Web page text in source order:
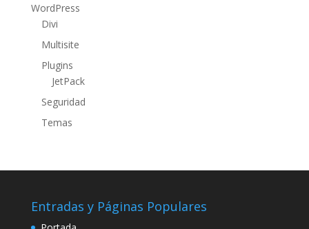
WordPress
Divi
Multisite
Plugins
JetPack
Seguridad
Temas
Entradas y Páginas Populares